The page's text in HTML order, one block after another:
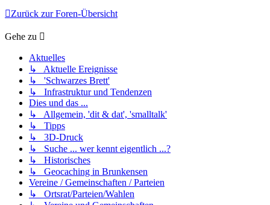
Zurück zur Foren-Übersicht
Gehe zu
Aktuelles
↳ Aktuelle Ereignisse
↳ 'Schwarzes Brett'
↳ Infrastruktur und Tendenzen
Dies und das ...
↳ Allgemein, 'dit & dat', 'smalltalk'
↳ Tipps
↳ 3D-Druck
↳ Suche ... wer kennt eigentlich ...?
↳ Historisches
↳ Geocaching in Brunkensen
Vereine / Gemeinschaften / Parteien
↳ Ortsrat/Parteien/Wahlen